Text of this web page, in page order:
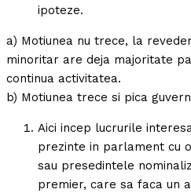
ipoteze.
a) Motiunea nu trece, la
minoritar are deja majoritate
continua activitatea.
b) Motiunea trece si pica
Aici incep lucrurile
prezinte in parlament cu
sau presedintele
premier, care sa faca un